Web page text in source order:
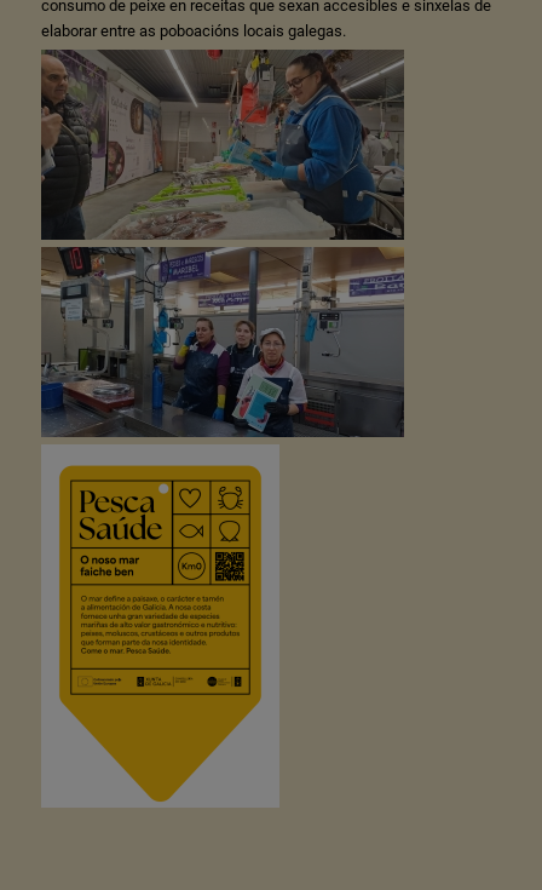
consumo de peixe en receitas que sexan accesibles e sinxelas de
elaborar entre as poboacións locais galegas.